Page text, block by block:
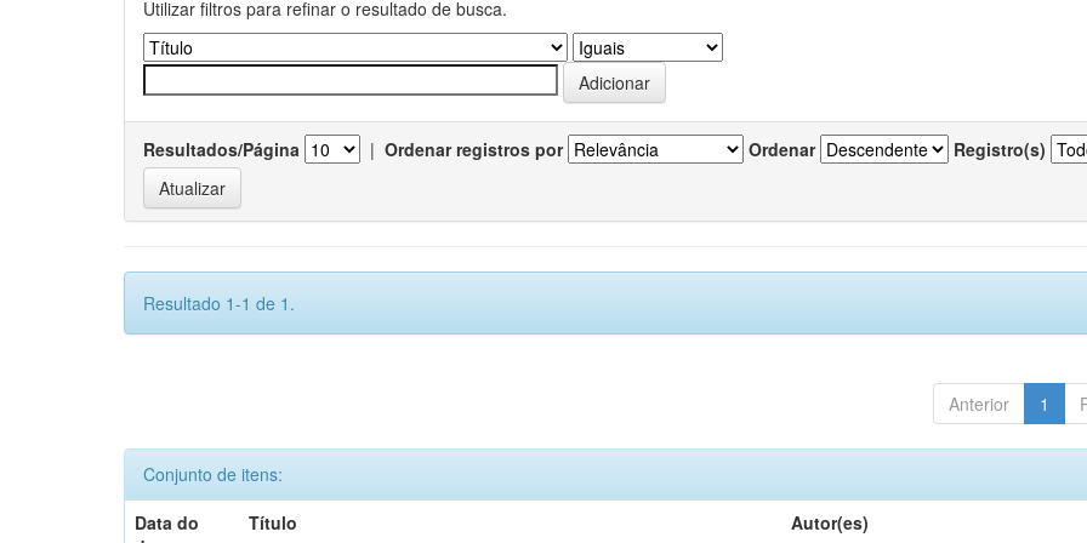
Utilizar filtros para refinar o resultado de busca.
Resultados/Página | Ordenar registros por Ordenar Registro(s)
Resultado 1-1 de 1.
Anterior 1
Conjunto de itens:
Data do
Título Autor(es)